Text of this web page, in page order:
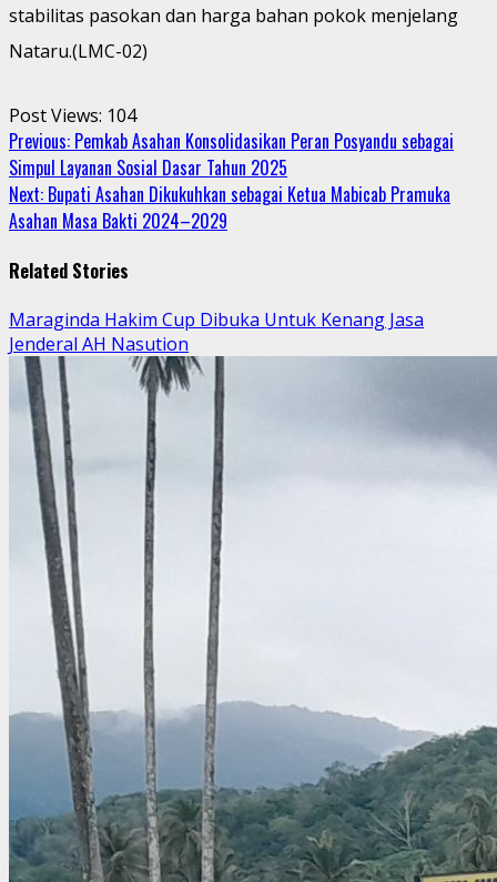
stabilitas pasokan dan harga bahan pokok menjelang
Nataru.(LMC-02)
Post Views: 104
Continue
Reading
Previous: Pemkab Asahan Konsolidasikan Peran Posyandu sebagai
Simpul Layanan Sosial Dasar Tahun 2025
Next: Bupati Asahan Dikukuhkan sebagai Ketua Mabicab Pramuka
Asahan Masa Bakti 2024–2029
Related Stories
Maraginda Hakim Cup Dibuka Untuk Kenang Jasa
Jenderal AH Nasution